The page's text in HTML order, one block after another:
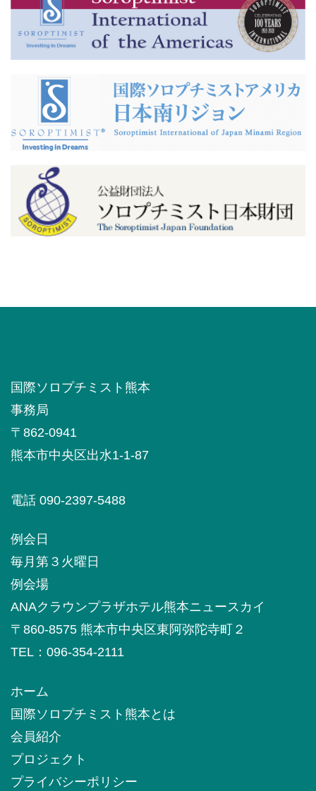
国際ソロプチミスト熊本
事務局
〒862-0941
熊本市中央区出水1-1-87
電話 090-2397-5488
例会日
毎月第３火曜日
例会場
ANAクラウンプラザホテル熊本ニュースカイ
〒860-8575 熊本市中央区東阿弥陀寺町２
TEL：096-354-2111
ホーム
国際ソロプチミスト熊本とは
会員紹介
プロジェクト
プライバシーポリシー